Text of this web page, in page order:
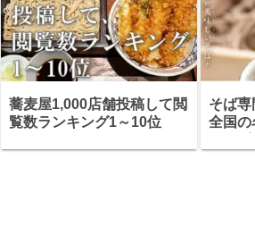
蕎麦屋1,000店舗投稿して閲
覧数ランキング1～10位
そば専
全国の